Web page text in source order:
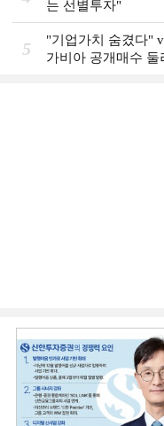
는 선별투자"
5
"기업가치 숨겼다"
가비아 공개매수 둘